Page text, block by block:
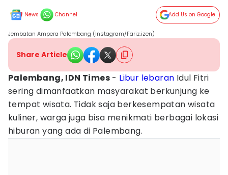
News Channel Add Us on Google
Jembatan Ampera Palembang (Instagram/Fariz.izen)
Share Article
Palembang, IDN Times - Libur lebaran Idul Fitri
sering dimanfaatkan masyarakat berkunjung ke
tempat wisata. Tidak saja berkesempatan wisata
kuliner, warga juga bisa menikmati berbagai lokasi
hiburan yang ada di Palembang.